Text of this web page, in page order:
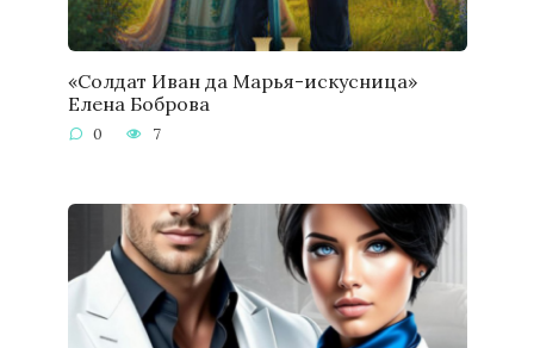
«Солдат Иван да Марья-искусница»
Елена Боброва
0 7